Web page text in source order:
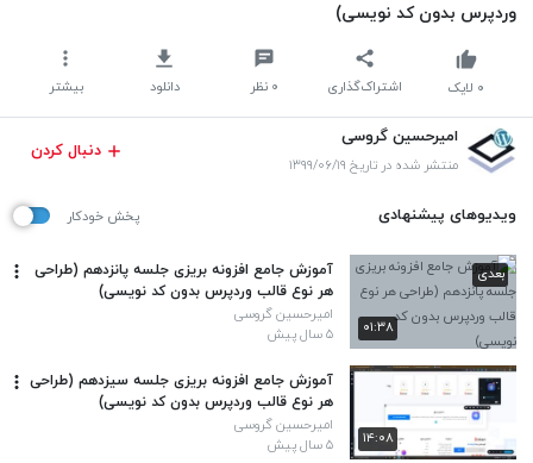
وردپرس بدون کد نویسی)
اشتراک‌گذاری ۰ نظر دانلود بیشتر ۰ لایک
امیرحسین گروسی
منتشر شده در تاریخ ۱۳۹۹/۰۶/۱۹
دنبال کردن
ویدیوهای پیشنهادی پخش خودکار
۰۱:۳۸
بعدی
آموزش جامع افزونه بریزی جلسه پانزدهم (طراحی
هر نوع قالب وردپرس بدون کد نویسی)
امیرحسین گروسی
۵ سال پیش
۱۴:۰۸
آموزش جامع افزونه بریزی جلسه سیزدهم (طراحی
هر نوع قالب وردپرس بدون کد نویسی)
امیرحسین گروسی
۵ سال پیش